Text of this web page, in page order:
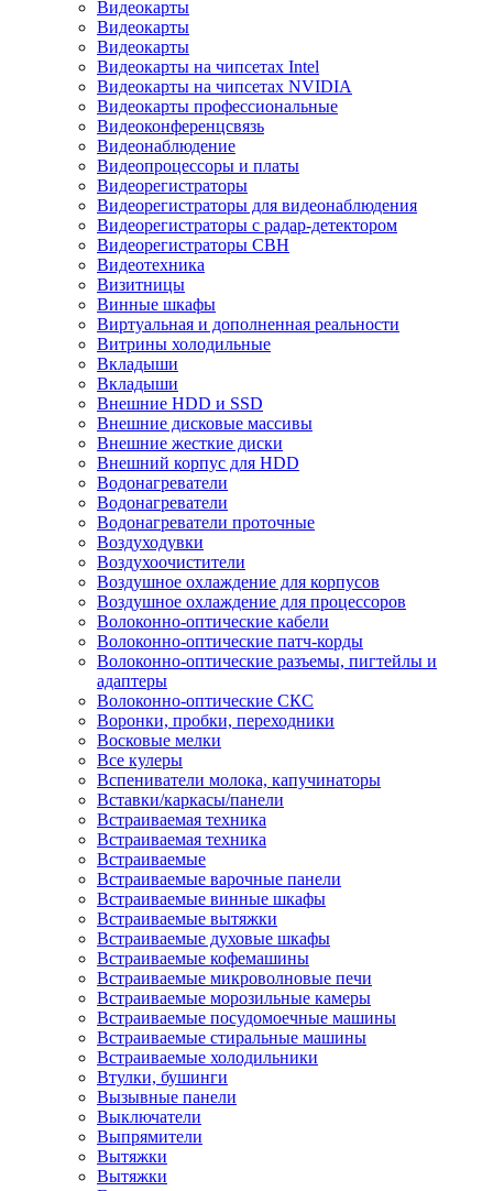
Видеокарты
Видеокарты
Видеокарты
Видеокарты на чипсетах Intel
Видеокарты на чипсетах NVIDIA
Видеокарты профессиональные
Видеоконференцсвязь
Видеонаблюдение
Видеопроцессоры и платы
Видеорегистраторы
Видеорегистраторы для видеонаблюдения
Видеорегистраторы с радар-детектором
Видеорегистраторы СВН
Видеотехника
Визитницы
Винные шкафы
Виртуальная и дополненная реальности
Витрины холодильные
Вкладыши
Вкладыши
Внешние HDD и SSD
Внешние дисковые массивы
Внешние жесткие диски
Внешний корпус для HDD
Водонагреватели
Водонагреватели
Водонагреватели проточные
Воздуходувки
Воздухоочистители
Воздушное охлаждение для корпусов
Воздушное охлаждение для процессоров
Волоконно-оптические кабели
Волоконно-оптические патч-корды
Волоконно-оптические разъемы, пигтейлы и
адаптеры
Волоконно-оптические СКС
Воронки, пробки, переходники
Восковые мелки
Все кулеры
Вспениватели молока, капучинаторы
Вставки/каркасы/панели
Встраиваемая техника
Встраиваемая техника
Встраиваемые
Встраиваемые варочные панели
Встраиваемые винные шкафы
Встраиваемые вытяжки
Встраиваемые духовые шкафы
Встраиваемые кофемашины
Встраиваемые микроволновые печи
Встраиваемые морозильные камеры
Встраиваемые посудомоечные машины
Встраиваемые стиральные машины
Встраиваемые холодильники
Втулки, бушинги
Вызывные панели
Выключатели
Выпрямители
Вытяжки
Вытяжки